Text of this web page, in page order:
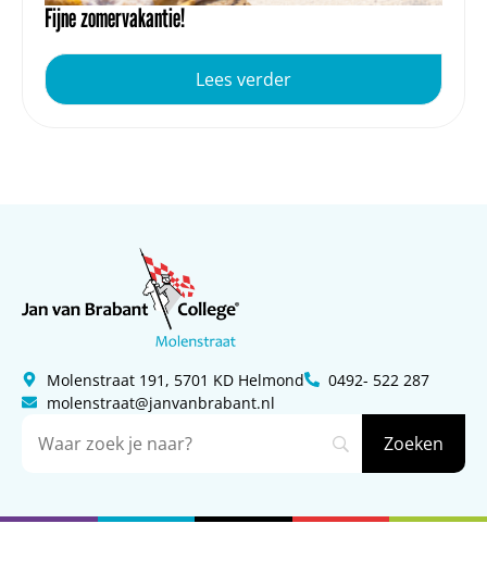
Fijne zomervakantie!
Lees verder
Molenstraat 191, 5701 KD Helmond
0492- 522 287
molenstraat@janvanbrabant.nl